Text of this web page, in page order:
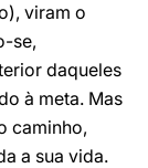
viram o
se,
daqueles
à meta. Mas
caminho,
a sua vida.